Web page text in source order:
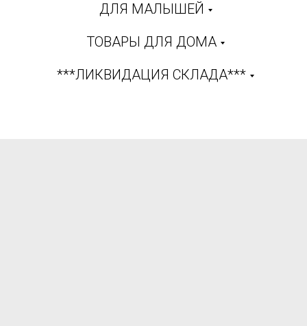
ДЛЯ МАЛЫШЕЙ
ТОВАРЫ ДЛЯ ДОМА
***ЛИКВИДАЦИЯ СКЛАДА***